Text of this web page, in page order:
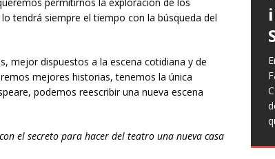
tendrá siempre el tiempo con la búsqueda del
mejor dispuestos a la escena cotidiana y de
mejores historias, tenemos la única
podemos reescribir una nueva escena
el secreto para hacer del teatro una nueva casa